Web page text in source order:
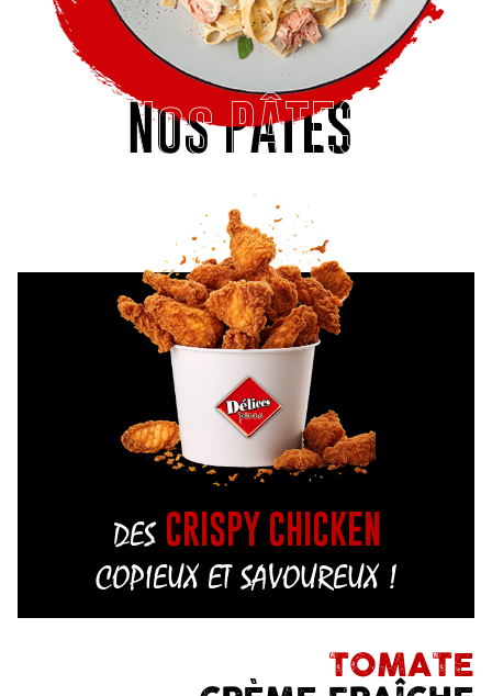
Nos PÂTES
DES CRISPY CHICKEN
COPIEUX ET SAVOUREUX !
TOMATE